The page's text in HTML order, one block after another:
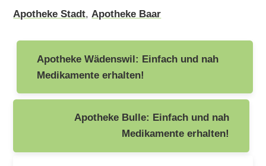
Apotheke Stadt,Apotheke Baar
Beitragsnavigation
Apotheke Wädenswil: Einfach und nah
Medikamente erhalten!
Apotheke Bulle: Einfach und nah
Medikamente erhalten!